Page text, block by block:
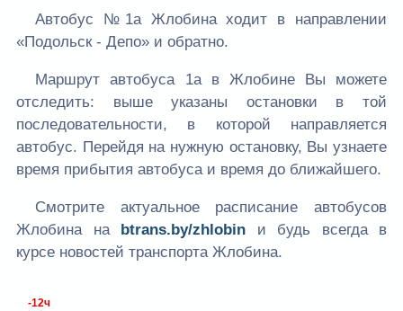
Автобус №1а Жлобина ходит в направлении
«Подольск - Депо» и обратно.
Маршрут автобуса 1а в Жлобине Вы можете
отследить: выше указаны остановки в той
последовательности, в которой направляется
автобус. Перейдя на нужную остановку, Вы узнаете
время прибытия автобуса и время до ближайшего.
Смотрите актуальное расписание автобусов
Жлобина на btrans.by/zhlobin и будь всегда в
курсе новостей транспорта Жлобина.
-12ч